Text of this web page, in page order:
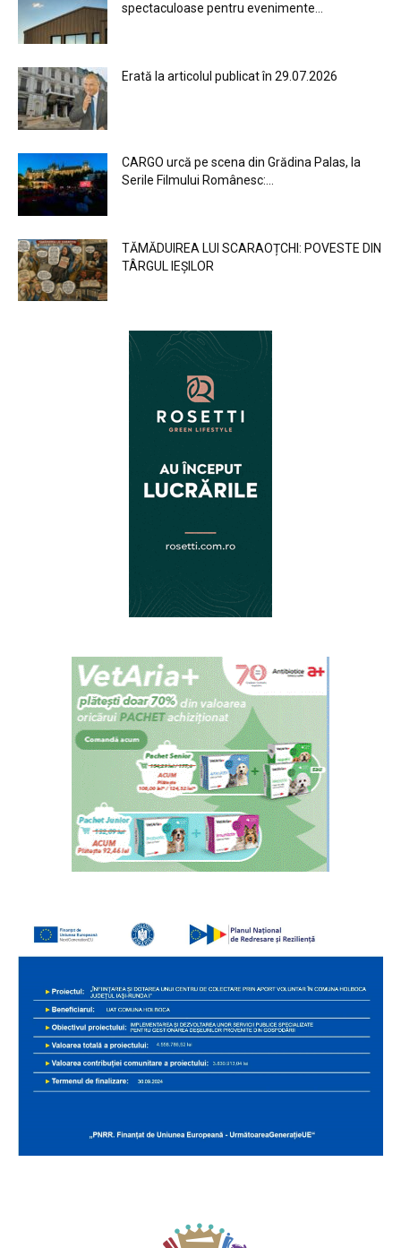
spectaculoase pentru evenimente...
Erată la articolul publicat în 29.07.2026
CARGO urcă pe scena din Grădina Palas, la
Serile Filmului Românesc:...
TĂMĂDUIREA LUI SCARAOȚCHI: POVESTE DIN
TÂRGUL IEȘILOR